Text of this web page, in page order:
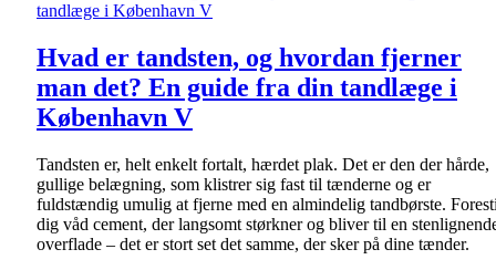
Hvad er tandsten, og hvordan fjerner
man det? En guide fra din tandlæge i
København V
Tandsten er, helt enkelt fortalt, hærdet plak. Det er den der hårde,
gullige belægning, som klistrer sig fast til tænderne og er
fuldstændig umulig at fjerne med en almindelig tandbørste.
dig våd cement, der langsomt størkner og bliver til en
overflade – det er stort set det samme, der sker på dine tænder.